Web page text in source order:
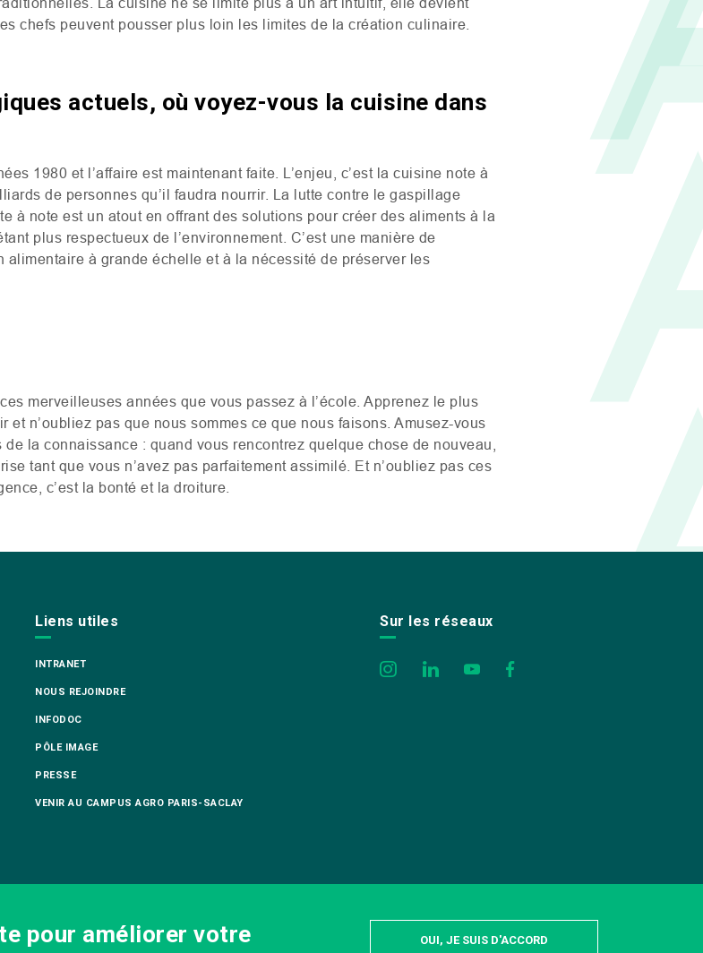
chefs peuvent pousser plus loin les limites de la création culinaire.
actuels, où voyez-vous la cuisine dans
1980 et l’affaire est maintenant faite. L’enjeu, c’est la cuisine note à
de personnes qu’il faudra nourrir. La lutte contre le gaspillage
à note est un atout en offrant des solutions pour créer des aliments à la
plus respectueux de l’environnement. C’est une manière de
à grande échelle et à la nécessité de préserver les
merveilleuses années que vous passez à l’école. Apprenez le plus
n’oubliez pas que nous sommes ce que nous faisons. Amusez-vous
la connaissance : quand vous rencontrez quelque chose de nouveau,
tant que vous n’avez pas parfaitement assimilé. Et n’oubliez pas ces
c’est la bonté et la droiture.
Liens utiles
INTRANET
NOUS REJOINDRE
INFODOC
PÔLE IMAGE
PRESSE
VENIR AU CAMPUS AGRO PARIS-SACLAY
Sur les réseaux
pour améliorer votre
OUI, JE SUIS D'ACCORD